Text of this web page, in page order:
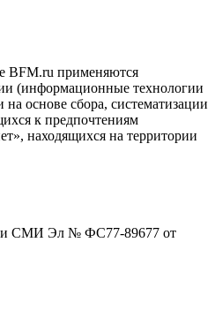
BFM.ru применяются
(информационные технологии
основе сбора, систематизации
к предпочтениям
находящихся на территории
СМИ Эл № ФС77-89677 от